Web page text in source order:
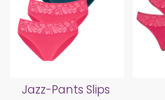
Jazz-Pants Slips